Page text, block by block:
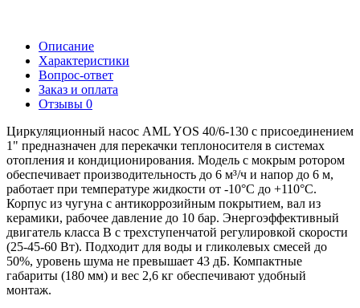
Описание
Характеристики
Вопрос-ответ
Заказ и оплата
Отзывы 0
Циркуляционный насос AML YOS 40/6-130 с присоединением
1" предназначен для перекачки теплоносителя в системах
отопления и кондиционирования. Модель с мокрым ротором
обеспечивает производительность до 6 м³/ч и напор до 6 м,
работает при температуре жидкости от -10°C до +110°C.
Корпус из чугуна с антикоррозийным покрытием, вал из
керамики, рабочее давление до 10 бар. Энергоэффективный
двигатель класса В с трехступенчатой регулировкой скорости
(25-45-60 Вт). Подходит для воды и гликолевых смесей до
50%, уровень шума не превышает 43 дБ. Компактные
габариты (180 мм) и вес 2,6 кг обеспечивают удобный
монтаж.